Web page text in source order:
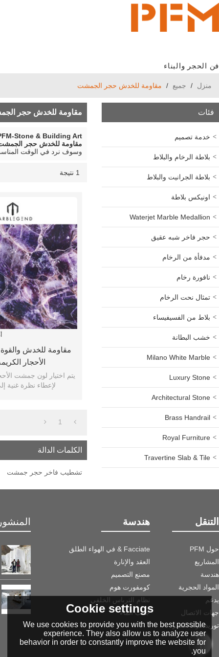
فن الحجر والبناء
منزل / جميع / مقاومة للخدش حجر الجمشت
فئات
خدمة تصميم
بلاطة الرخام والبلاط
بلاطة الجرانيت والبلاط
اونيكس بلاطة
Waterjet Marble Medallion
حجر فاخر شبه عقيق
مدفأة من الرخام
نافورة رخام
تمثال نحت الرخام
بلاط من الفسيفيساء
خشب البطانة
Milano White Marble
Luxury Stone
Architectural Stone
Brass Handrail
Royal Furniture
Travertine Slab & Tile
مقاومة للخدش حجر
Stone & Building Art
مقاومة للخدش حجر
وسوف نرد في الوقت
1 نتيجة قائمة
مقاومة للخدش
الأحجار
يتم اختيار لون جمشت
لإعطاء نظرة غنية
1
الكلمات الدالة
تشطيب فاخر حجر جمشت
التنقل
حول PFM
المشاريع
هندسة
المواد الحجرية
يدعم
جهات الاتصال
توريد مواد الحجر
هندسة
Facciate & في الهواء الطلق
العقد والإنارة
مصنع التصميم
كومفورت هوم
نظام الترباس الخلفي
جانب الماء
Cookie settings
We use cookies to provide you with the best possible
experience. They also allow us to analyze user
behavior in order to constantly improve the website for
you.